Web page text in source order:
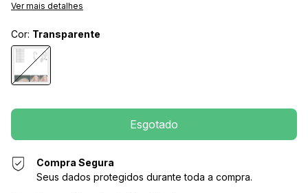
Ver mais detalhes
Cor: Transparente
Compra Segura
Seus dados protegidos durante toda a compra.